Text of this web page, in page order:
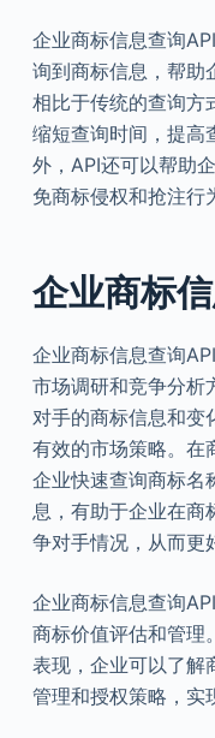
企业商标信息查询
询到商标信息，帮助
相比于传统的查询方
缩短查询时间，提高
外，API还可以帮助
免商标侵权和抢注行
企业商标
企业商标信息查询
市场调研和竞争分析
对手的商标信息和变
有效的市场策略。在
企业快速查询商标名
息，有助于企业在商
争对手情况，从而更
企业商标信息查询
商标价值评估和管理
表现，企业可以了解
管理和授权策略，实